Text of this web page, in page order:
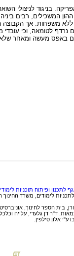
בניגוד לניצולי
המשכילים, רבים
ללא משפחות. אך
נרדף לטומאה, וכי
מעשה ומאחר שלא
לתכנון ופיתוח תוכניות